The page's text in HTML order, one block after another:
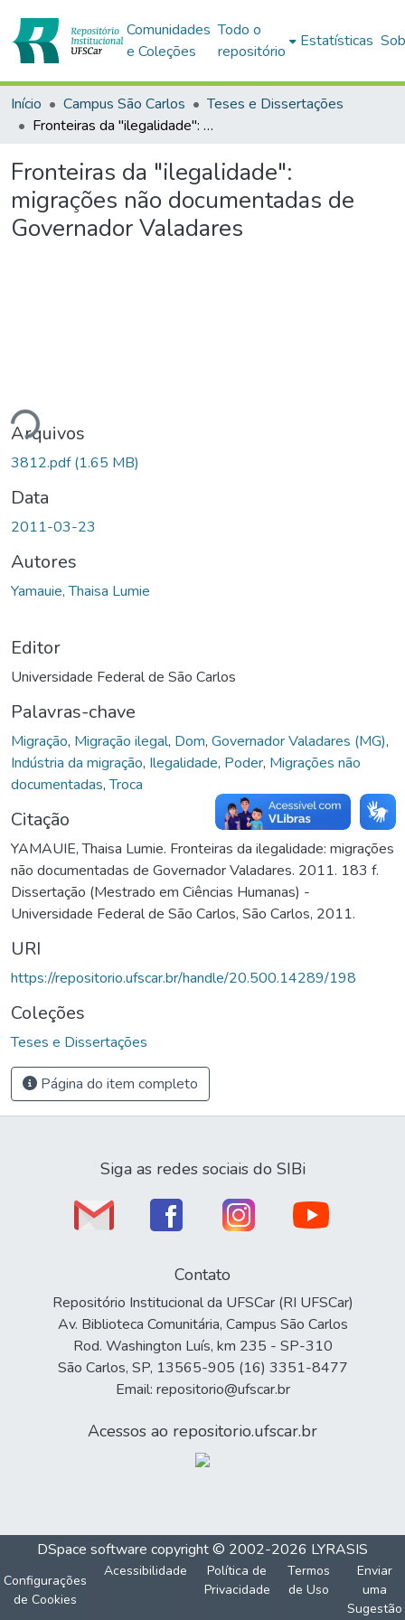
Comunidades
e Coleções
Todo o
repositório
Estatísticas
Início Campus São Carlos
Teses e Dissertações
Fronteiras da "ilegalidade": migrações não documentadas de Governador Valadares
Fronteiras da "ilegalidade":
migrações não documentadas de
Governador Valadares
Arquivos
3812.pdf(1.65 MB)
Data
2011-03-23
Autores
Yamauie, Thaisa Lumie
Editor
Universidade Federal de São Carlos
Palavras-chave
Migração, Migração ilegal, Dom, Governador Valadares (MG),
Indústria da migração, Ilegalidade, Poder, Migrações não
documentadas,Troca
Citação
YAMAUIE, Thaisa Lumie. Fronteiras da ilegalidade: migrações
não documentadas de Governador Valadares. 2011. 183 f.
Dissertação (Mestrado em Ciências Humanas) -
Universidade Federal de São Carlos, São Carlos, 2011.
URI
https://repositorio.ufscar.br/handle/20.500.14289/198
Coleções
Teses e Dissertações
Página do item completo
Siga as redes sociais do SIBi
Contato
Repositório Institucional da UFSCar (RI UFSCar)
Av. Biblioteca Comunitária, Campus São Carlos
Rod. Washington Luís, km 235 - SP-310
São Carlos, SP, 13565-905 (16) 3351-8477
Email: repositorio@ufscar.br
Acessos ao repositorio.ufscar.br
DSpace software copyright © 2002-2026 LYRASIS
Configurações
de Cookies
Acessibilidade
Política de
Privacidade
Termos
de Uso
Enviar
uma
Sugestão